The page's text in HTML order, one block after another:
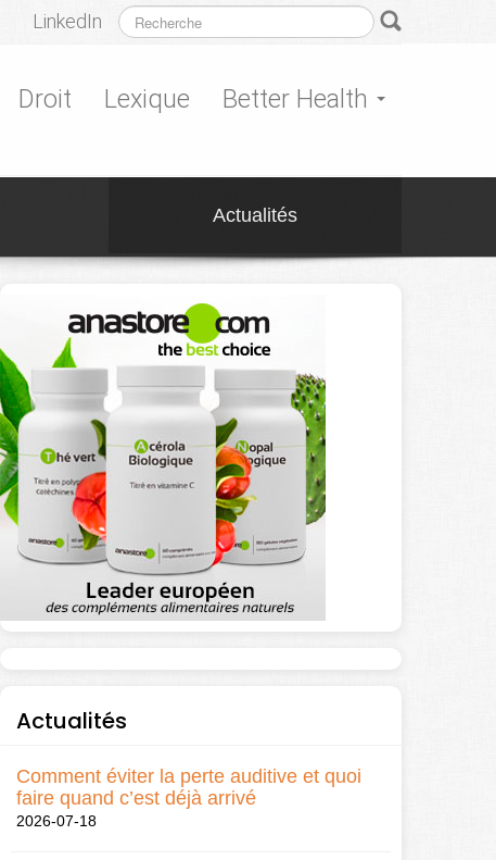
LinkedIn
Droit Lexique Better Health
Actualités
Actualités
Comment éviter la perte auditive et quoi
faire quand c’est déjà arrivé
2026-07-18